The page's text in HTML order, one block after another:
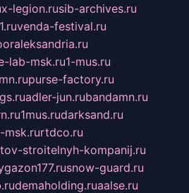
x-legion.rusib-archives.ru
venda-festival.ru
lab-msk.ru1-mus.ru
purse-factory.ru
adler-jun.rubandamn.ru
1mus.rudarksand.ru
msk.rurtdco.ru
stroitelnyh-kompanij.ru
snow-guard.ru
demaholding.ruaalse.ru